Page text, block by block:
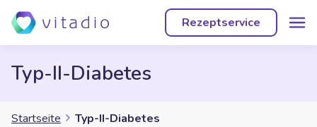
Rezeptservice
Typ-II-Diabetes
Startseite Typ-II-Diabetes